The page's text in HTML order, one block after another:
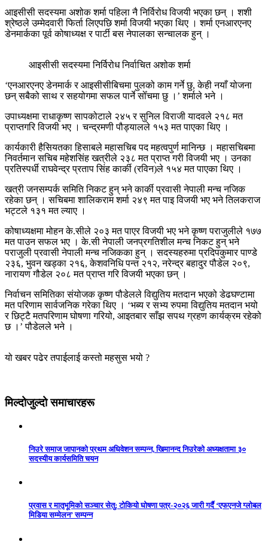
आइसीसी सदस्यमा अशोक शर्मा पहिला नै निर्विरोध विजयी भएका छन् । शशी
श्रेष्ठले उम्मेदवारी फिर्ता लिएपछि शर्मा विजयी भएका थिए । शर्मा एनआरएनए
डेनमार्कका पूर्व कोषाध्यक्ष र पार्टी बस नेपालका सन्चालक हुन् ।
आइसीसी सदस्यमा निर्विरोध निर्वाचित अशोक शर्मा
‘एनआरएनए डेनमार्क र आइसीसीबिचमा पुलको काम गर्ने छु, केही नयाँ योजना
छन् सबैको साथ र सहयोगमा सफल पार्ने सोँचमा छु ।’ शर्माले भने ।
उपाध्यक्षमा राधाकृष्ण सापकोटाले २४५ र सुनिल विराजी यादवले २१८ मत
प्राप्तगरि विजयी भए । चन्द्रमणी पौड्यालले १५३ मत पाएका थिए ।
कार्यकारी हैसियतका हिसाबले महासचिब पद महत्वपुर्ण मानिन्छ । महासचिबमा
निवर्तमान सचिब महेशसिंह खत्रीले २३८ मत प्राप्त गरी विजयी भए । उनका
प्रतिस्पर्धी राघवेन्द्र प्रताप सिंह कार्की (रविन)ले १५४ मत पाएका थिए ।
खत्री जनसम्पर्क समिति निकट हुन् भने कार्की प्रवासी नेपाली मन्च नजिक
रहेका छन् । सचिबमा शालिकराम शर्मा २४९ मत पाइ विजयी भए भने तिलकराज
भट्टले १३१ मत ल्याए ।
कोषाध्यक्षमा मोहन के.सीले २०३ मत पाएर विजयी भए भने कृष्ण पराजुलीले १७७
मत पाउन सफल भए । के.सी नेपाली जनप्रगतिशील मन्च निकट हुन् भने
पराजुली प्रवासी नेपाली मन्च नजिकका हुन् । सदस्यहरुमा प्रदिपकुमार पाण्डे
२३६, भुवन खड्का २१६, केशवनिधि पन्त २१२, नरेन्द्र बहादुर पौडेल २०९,
नारायण गौडेल २०८ मत प्राप्त गरि विजयी भएका छन् ।
निर्वाचन समितिका संयोजक कृष्ण पौडेलले विद्युतिय मतदान भएको डेढघण्टामा
मत परिणाम सार्वजनिक गरेका थिए । ‘भब्य र सभ्य रुपमा विद्युतिय मतदान भयो
र छिट्टै मतपरिणाम घोषणा गरियो, आइतबार साँझ सपथ ग्रहण कार्यक्रम रहेको
छ ।’ पौडेलले भने ।
यो खबर पढेर तपाईलाई कस्तो महसुस भयो ?
मिल्दोजुल्दो समाचारहरू
निउरे समाज जापानको प्रथम अधिवेशन सम्पन्न, खिमानन्द निउरेको अध्यक्षतामा ३०
सदस्यीय कार्यसमिति चयन
प्रवास र मातृभूमिको सञ्चार सेतु: टोकियो घोषणा पत्र-२०२६ जारी गर्दै ‘एफएनजे ग्लोबल
मिडिया सम्मेलन’ सम्पन्न